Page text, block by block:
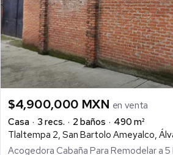
$4,900,000 MXN en venta
Casa
3 recs. 2 baños
490 m²
Tlaltempa 2, San Bartolo Ameyalco,
Acogedora Cabaña Para Remodelar a